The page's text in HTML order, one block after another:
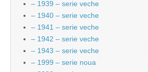
– 1939 – serie veche
– 1940 – serie veche
– 1941 – serie veche
– 1942 – serie veche
– 1943 – serie veche
– 1999 – serie noua